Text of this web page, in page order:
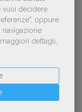
vuoi decidere
oppure
dettagli,